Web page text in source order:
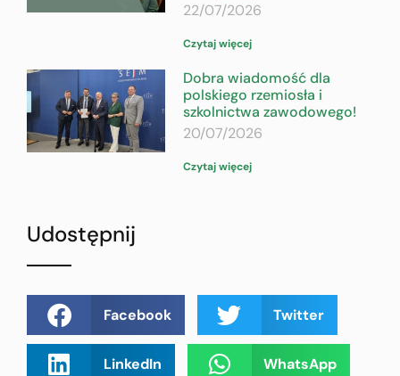
22/07/2026
Czytaj więcej
Dobra wiadomość dla
polskiego rzemiosła i
szkolnictwa zawodowego!
20/07/2026
Czytaj więcej
Udostępnij
Facebook Twitter
LinkedIn WhatsApp